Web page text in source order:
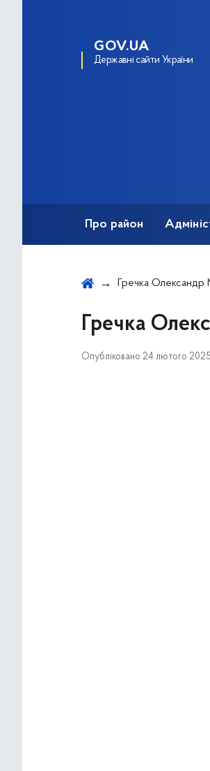
GOV.UA
Державні сайти України
Про район
Гречка Олександр
Гречка
Опубліковано 24 лютого